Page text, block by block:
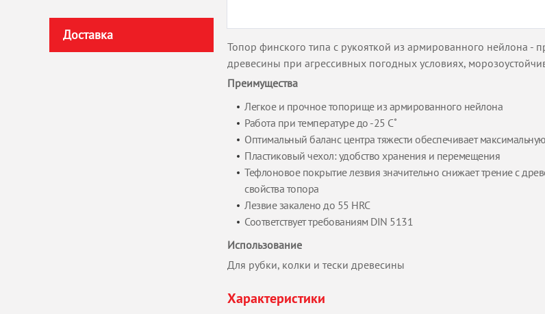
Доставка
Топор финского типа с рукояткой из армированного нейлона -
древесины при агрессивных погодных условиях,
Преимущества
Легкое и прочное топорище из армированного нейлона
Работа при температуре до -25 С˚
Оптимальный баланс центра тяжести обеспечивает
Пластиковый чехол: удобство хранения и перемещения
Тефлоновое покрытие лезвия значительно снижает трение с
свойства топора
Лезвие закалено до 55 HRC
Соответствует требованиям DIN 5131
Использование
Для рубки, колки и тески древесины
Характеристики